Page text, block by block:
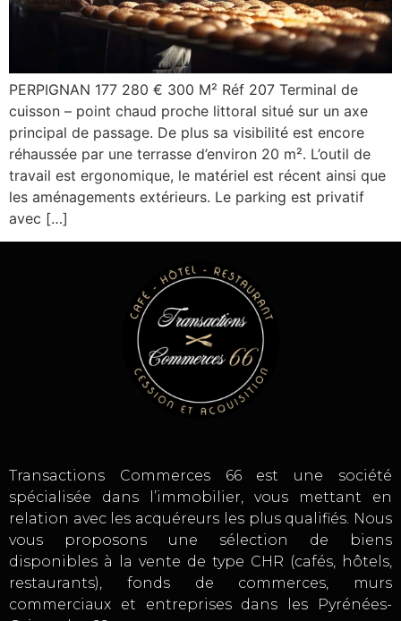
PERPIGNAN 177 280 € 300 M² Réf 207 Terminal de
cuisson – point chaud proche littoral situé sur un axe
principal de passage. De plus sa visibilité est encore
réhaussée par une terrasse d’environ 20 m². L’outil de
travail est ergonomique, le matériel est récent ainsi que
les aménagements extérieurs. Le parking est privatif
avec […]
Transactions Commerces 66 est une société
spécialisée dans l’immobilier, vous mettant en
relation avec les acquéreurs les plus qualifiés. Nous
vous proposons une sélection de biens
disponibles à la vente de type CHR (cafés, hôtels,
restaurants), fonds de commerces, murs
commerciaux et entreprises dans les Pyrénées-